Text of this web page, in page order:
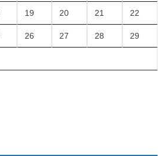
19 20 21 22
26 27 28 29